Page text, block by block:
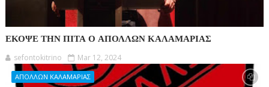
ΕΚΟΨΕ ΤΗΝ ΠΙΤΑ Ο ΑΠΟΛΛΩΝ ΚΑΛΑΜΑΡΙΑΣ
sefontokitrino Mar 12, 2024
ΑΠΟΛΛΩΝ ΚΑΛΑΜΑΡΙΑΣ